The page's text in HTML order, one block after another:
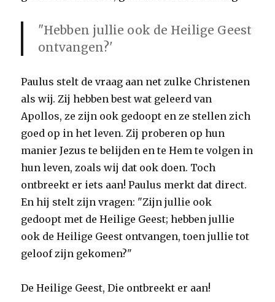
"Hebben jullie ook de Heilige Geest
ontvangen?'
Paulus stelt de vraag aan net zulke Christenen
als wij. Zij hebben best wat geleerd van
Apollos, ze zijn ook gedoopt en ze stellen zich
goed op in het leven. Zij proberen op hun
manier Jezus te belijden en te Hem te volgen in
hun leven, zoals wij dat ook doen. Toch
ontbreekt er iets aan! Paulus merkt dat direct.
En hij stelt zijn vragen: "Zijn jullie ook
gedoopt met de Heilige Geest; hebben jullie
ook de Heilige Geest ontvangen, toen jullie tot
geloof zijn gekomen?"
De Heilige Geest, Die ontbreekt er aan!